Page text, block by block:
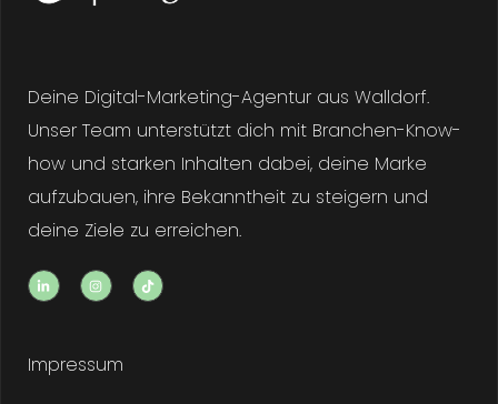
Deine Digital-Marketing-Agentur aus Walldorf.
Unser Team unterstützt dich mit Branchen-Know-
how und starken Inhalten dabei, deine Marke
aufzubauen, ihre Bekanntheit zu steigern und
deine Ziele zu erreichen.
Impressum